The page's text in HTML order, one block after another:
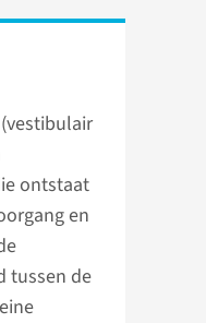
ontstaat
en
tussen de